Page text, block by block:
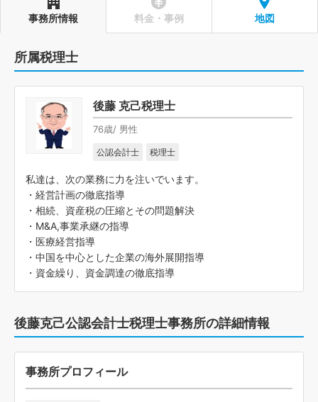
事務所情報 料金・事例 地図
所属税理士
後藤 克己税理士
76歳/ 男性
公認会計士 税理士
私達は、次の業務に力を注いでいます。
・経営計画の徹底指導
・相続、資産税の圧縮とその問題解決
・M&A,事業承継の指導
・医療経営指導
・中国を中心とした企業の海外展開指導
・資金繰り、資金調達の徹底指導
後藤克己公認会計士税理士事務所の詳細情報
事務所プロフィール